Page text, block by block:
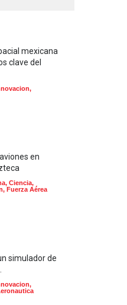
mexicana
clave del
,
en
, Ciencia,
, Fuerza Aérea
simulador de
,